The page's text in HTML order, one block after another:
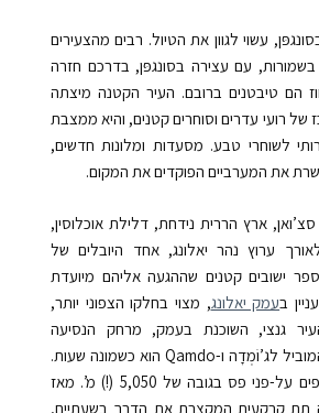
עשוי לגוון את הטיול. רבים מהצעירים
עם עצירה בסונגפּן, בדרכם חזרה
הם טיבטנים ברובם. העיר הקטנה מיצתה
של רועי עדרים וסוחרים קטנים, והיא ממצבת
לשוחרי טבע. מסעדות ומלונות חדשים,
את המערביים הפוקדים את המקום.
ארץ הררית נידחת, דלילת אוכלוסין,
ערוץ נהר יאלונג, אחד היובלים של
ישובים קטנים שההגעה אליהם מיועדת
בעמק יאלונג, מצוי בחלקו הצפוני יותר,
גנצי, השוכנת בעמק, מרחק הנסיעה
לג’וֹמְדָה ו-Qamdo הוא כשמונה שעות.
על-פני פס בגובה של 5,050 (!) מ’. מאז
תת קרקעית המקצרת את הדרך בשעתיים,